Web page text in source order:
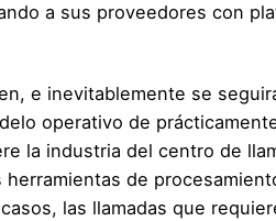
a sus proveedores con
e inevitablemente se
operativo de
la industria del centro de
de
las llamadas que